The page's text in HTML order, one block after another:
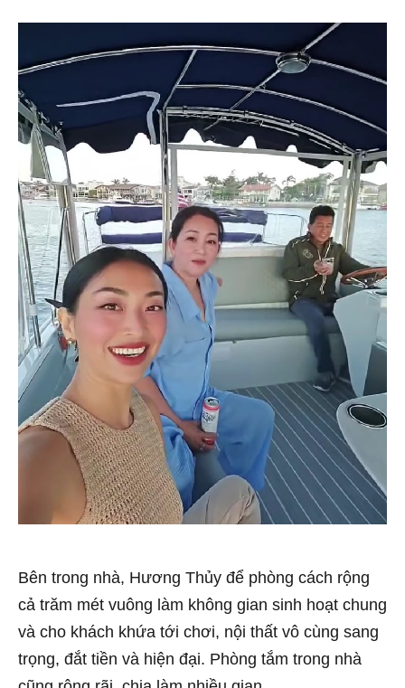
Bên trong nhà, Hương Thủy để phòng cách rộng
cả trăm mét vuông làm không gian sinh hoạt chung
và cho khách khứa tới chơi, nội thất vô cùng sang
trọng, đắt tiền và hiện đại. Phòng tắm trong nhà